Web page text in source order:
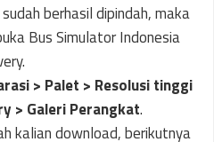
berhasil dipindah, maka
Bus Simulator Indonesia
> Palet > Resolusi tinggi
> Galeri Perangkat.
kalian download, berikutnya